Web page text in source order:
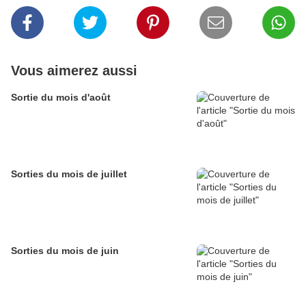
Vous aimerez aussi
Sortie du mois d'août
Sorties du mois de juillet
Sorties du mois de juin